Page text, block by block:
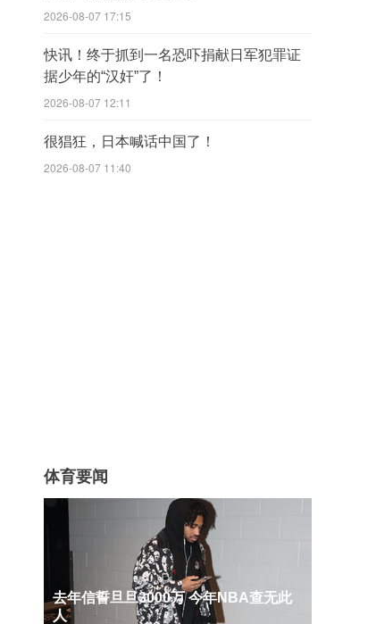
2026-08-07 17:15
快讯！终于抓到一名恐吓捐献日军犯罪证
据少年的“汉奸”了！
2026-08-07 12:11
很猖狂，日本喊话中国了！
2026-08-07 11:40
体育要闻
去年信誓旦旦3000万 今年NBA查无此
人